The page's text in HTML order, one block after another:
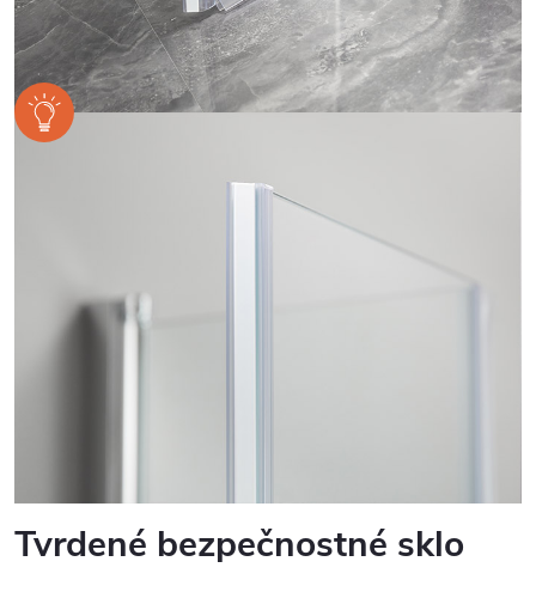
Tvrdené bezpečnostné sklo